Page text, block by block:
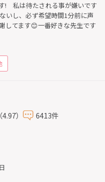
! 私は待たされる事が嫌いです
いし、必ず希望時間1分前に声
してます😊一番好きな先生です
） 6413件